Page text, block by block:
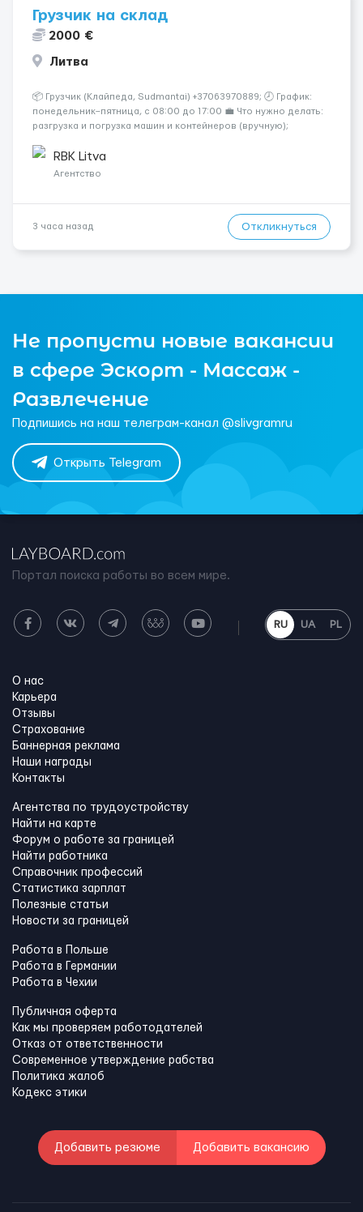
Грузчик на склад
2000 €
Литва
📦 Грузчик (Клайпеда, Sudmantai) +37063970889; 🕗 График:
понедельник–пятница, с 08:00 до 17:00 💼 Что нужно делать:
разгрузка и погрузка машин и контейнеров (вручную);
выполнение других поручений заведующего складом. ✅
Требования: ...
RBK Litva
Агентство
3 часа назад Откликнуться
Не пропусти новые вакансии
в сфере Эскорт - Массаж -
Развлечение
Подпишись на наш телеграм-канал @slivgramru
Открыть Telegram
Портал поиска работы во всем мире.
RU UA PL
О нас
Карьера
Отзывы
Страхование
Баннерная реклама
Наши награды
Контакты
Агентства по трудоустройству
Найти на карте
Форум о работе за границей
Найти работника
Справочник профессий
Статистика зарплат
Полезные статьи
Новости за границей
Работа в Польше
Работа в Германии
Работа в Чехии
Публичная оферта
Как мы проверяем работодателей
Отказ от ответственности
Современное утверждение рабства
Политика жалоб
Кодекс этики
Добавить резюме Добавить вакансию